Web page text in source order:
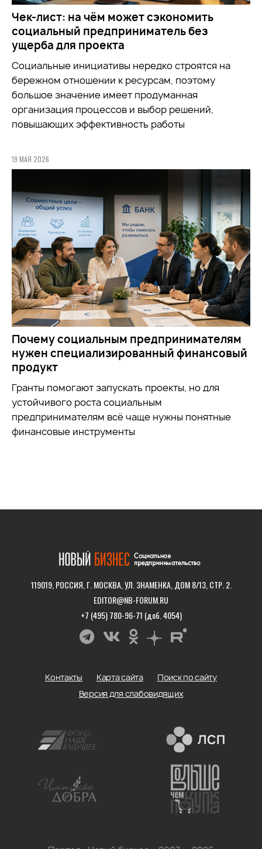
Чек-лист: на чём может сэкономить
социальный предприниматель без
ущерба для проекта
Социальные инициативы нередко строятся на
бережном отношении к ресурсам, поэтому
большое значение имеет продуманная
организация процессов и выбор решений,
повышающих эффективность работы
19 МАЯ 2026
Почему социальным предпринимателям
нужен специализированный финансовый
продукт
Гранты помогают запускать проекты, но для
устойчивого роста социальным
предпринимателям всё чаще нужны понятные
финансовые инструменты
119019, РОССИЯ, Г. МОСКВА, УЛ. ЗНАМЕНКА, ДОМ 8/13, СТР. 2.
EDITOR@NB-FORUM.RU
+7 (495) 780-96-71 (доб. 4054)
Контакты Карта сайта
Поиск по сайту
Версия для слабовидящих